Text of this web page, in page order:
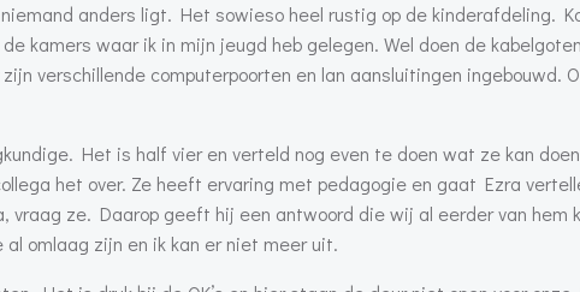
anders ligt. Het sowieso heel rustig op de kinderafdeling.
kamers waar ik in mijn jeugd heb gelegen. Wel doen de
verschillende computerpoorten en lan aansluitingen ingebouwd.
Het is half vier en verteld nog even te doen wat ze kan
het over. Ze heeft ervaring met pedagogie en gaat Ezra
vraag ze. Daarop geeft hij een antwoord die wij al eerder van hem
omlaag zijn en ik kan er niet meer uit.